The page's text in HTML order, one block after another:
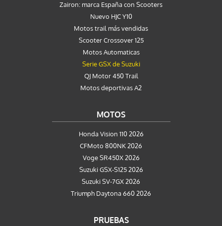
Zairon: marca España con Scooters
Nuevo HJC Y10
Motos trail más vendidas
Scooter Crossover 125
Motos Automaticas
Serie GSX de Suzuki
QJ Motor 450 Trail
Motos deportivas A2
MOTOS
Honda Vision 110 2026
CFMoto 800NK 2026
Voge SR450X 2026
Suzuki GSX-S125 2026
Suzuki SV-7GX 2026
Triumph Daytona 660 2026
PRUEBAS